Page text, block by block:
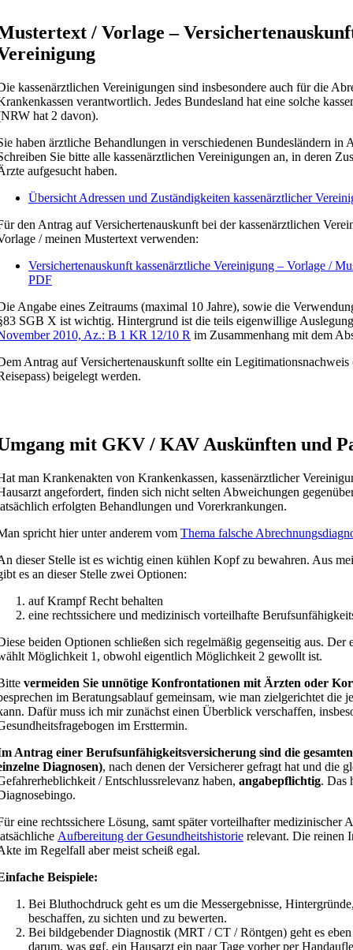
/ Vorlage –
kassenärztlichen Vereinigungen sind insbesondere auch für die
verantwortlich. Jedes Bundesland hat eine solche
hat 2 davon).
haben ärztliche Behandlungen in verschiedenen Bundesländern in
Sie bitte alle kassenärztlichen Vereinigungen an, in deren
aufgesucht haben.
Übersicht Adressen und Zuständigkeiten kassenärztlicher
den Antrag auf Versichertenauskunft bei der kassenärztlichen
/ meinen Mustertext verwenden:
Versichertenauskunft kassenärztliche Vereinigung – Vorlage /
PDF
Angabe eines Zeitraums (maximal 10 Jahre), sowie die
SGB X ist wichtig. Hintergrund ist die teils eigenwillige
2010, Az.: B 1 KR 12/10 R im Zusammenhang mit dem
Antrag auf Versichertenauskunft sollte ein
beigelegt werden.
mit GKV / KAV Auskünften und
man Krankenakten von Krankenkassen, kassenärztlicher
angefordert, finden sich nicht selten Abweichungen
erfolgten Behandlungen und Vorerkrankungen.
spricht hier unter anderem vom Thema falsche
dieser Stelle ist es wichtig einen kühlen Kopf zu bewahren. Aus
es an dieser Stelle zwei Optionen:
auf Krampf Recht behalten
eine rechtssichere und medizinisch vorteilhafte
beiden Optionen schließen sich regelmäßig gegenseitig aus. Der
Möglichkeit 1, obwohl eigentlich Möglichkeit 2 gewollt ist.
vermeiden Sie unnötige Konfrontationen mit Ärzten oder
im Beratungsablauf gemeinsam, wie man zielgerichtet die
Dafür muss ich mir zunächst einen Überblick verschaffen,
im Ersttermin.
Antrag einer Berufsunfähigkeitsversicherung sind die
Diagnosen), nach denen der Versicherer gefragt hat und die
/ Entschlussrelevanz haben, angabepflichtig. Das
eine rechtssichere Lösung, samt später vorteilhafter medizinischer
Aufbereitung der Gesundheitshistorierelevant. Die reinen
im Regelfall aber meist scheiß egal.
Beispiele:
Bei Bluthochdruck geht es um die Messergebnisse,
beschaffen, zu sichten und zu bewerten.
Bei bildgebender Diagnostik (MRT / CT / Röntgen) geht es
darum, was ggf. ein Hausarzt ein paar Tage vorher per